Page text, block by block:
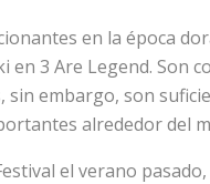
en la época
3 Are Legend. Son
embargo, son
alrededor del
el verano